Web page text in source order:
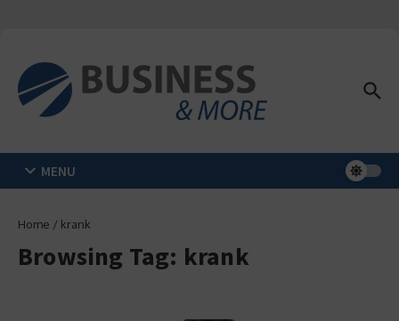
MENU
Home / krank
Browsing Tag: krank